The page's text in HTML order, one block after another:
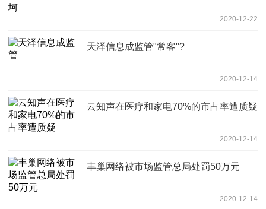
2020-12-22
天泽信息成监管"常客"?
2020-12-14
云知声在医疗和家电70%的市占率遭质疑
2020-12-14
丰巢网络被市场监管总局处罚50万元
2020-12-14